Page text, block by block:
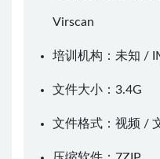
Virscan
培训机构：未知 /
文件大小：3.4G
文件格式：视频 /